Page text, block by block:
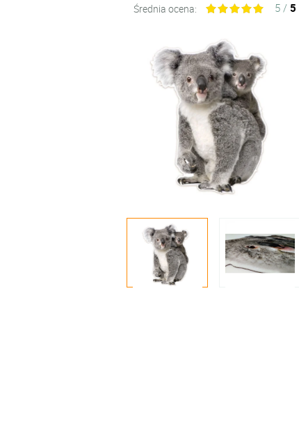
Średnia ocena: 5 / 5